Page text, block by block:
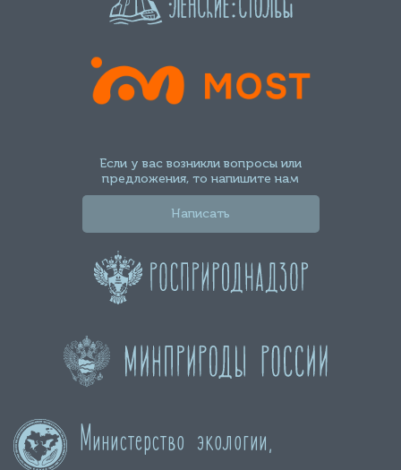
Если у вас возникли вопросы или
предложения, то напишите нам
Написать
Министерство экологии,